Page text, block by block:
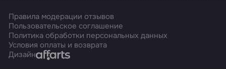
Правила модерации отзывов
Пользовательское соглашение
Политика обработки персональных данных
Условия оплаты и возврата
ДизайнAffarts